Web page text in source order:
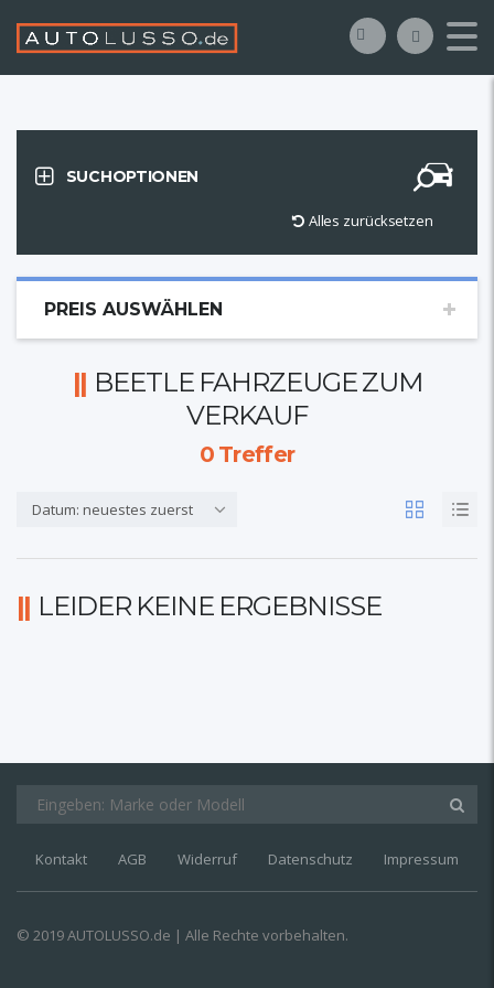
SUCHOPTIONEN
Alles zurücksetzen
PREIS AUSWÄHLEN
BEETLE FAHRZEUGE ZUM
VERKAUF
0Treffer
Datum: neuestes zuerst
LEIDER KEINE ERGEBNISSE
Kontakt AGB Widerruf Datenschutz Impressum
© 2019 AUTOLUSSO.de | Alle Rechte vorbehalten.